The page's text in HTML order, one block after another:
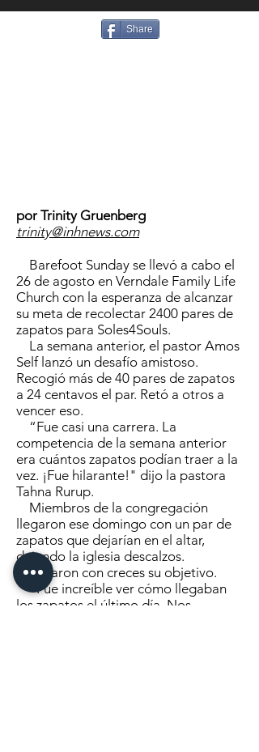
Share
por Trinity Gruenberg
trinity@inhnews.com
Barefoot Sunday se llevó a cabo el
26 de agosto en Verndale Family Life
Church con la esperanza de alcanzar
su meta de recolectar 2400 pares de
zapatos para Soles4Souls.
La semana anterior, el pastor Amos
Self lanzó un desafío amistoso.
Recogió más de 40 pares de zapatos
a 24 centavos el par. Retó a otros a
vencer eso.
“Fue casi una carrera. La
competencia de la semana anterior
era cuántos zapatos podían traer a la
vez. ¡Fue hilarante!" dijo la pastora
Tahna Rurup.
Miembros de la congregación
llegaron ese domingo con un par de
zapatos que dejarían en el altar,
dejando la iglesia descalzos.
Superaron con creces su objetivo.
“Fue increíble ver cómo llegaban
los zapatos el último día. Nos